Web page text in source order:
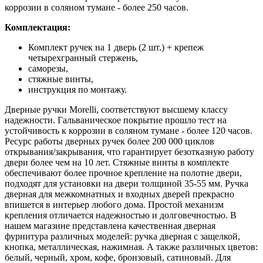
коррозии в соляном тумане - более 250 часов.
Комплектация:
Комплект ручек на 1 дверь (2 шт.) + крепеж
четырехгранный стержень,
саморезы,
стяжные винты,
инструкция по монтажу.
Дверные ручки Morelli, соответствуют высшему классу
надежности. Гальваническое покрытие прошло тест на
устойчивость к коррозии в соляном тумане - более 120 часов.
Ресурс работы дверных ручек более 200 000 циклов
открывания/закрывания, что гарантирует безотказную работу
двери более чем на 10 лет. Стяжные винты в комплекте
обеспечивают более прочное крепление на полотне двери,
подходят для установки на двери толщиной 35-55 мм. Ручка
дверная для межкомнатных и входных дверей прекрасно
впишется в интерьер любого дома. Простой механизм
крепления отличается надежностью и долговечностью. В
нашем магазине представлена качественная дверная
фурнитура различных моделей: ручка дверная с защелкой,
кнопка, металлическая, нажимная. А также различных цветов:
белый, черный, хром, кофе, бронзовый, сатиновый. Для